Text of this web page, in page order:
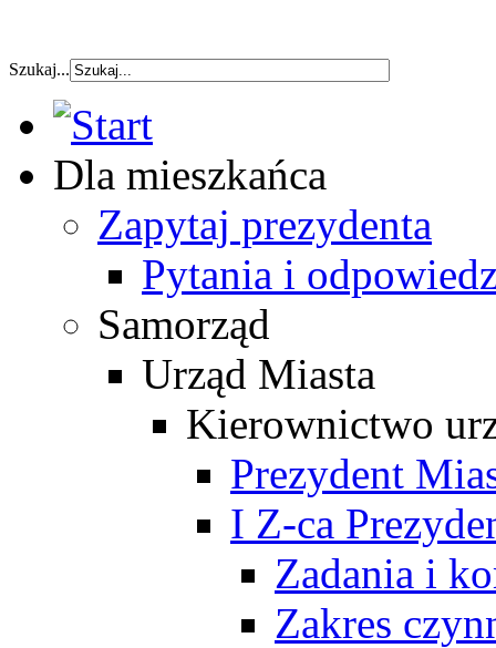
szybka pozyczka
Szukaj...
Dla mieszkańca
Zapytaj prezydenta
Pytania i
Samorząd
Urząd Miasta
Kierownictwo
Prezydent
I Z-ca
Zadania i
Zakres